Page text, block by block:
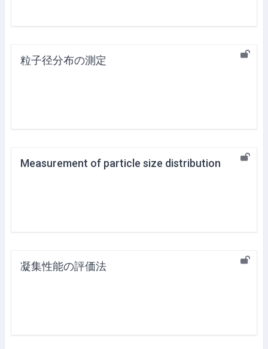
粒子径分布の測定
Measurement of particle size distribution
凝集性能の評価法